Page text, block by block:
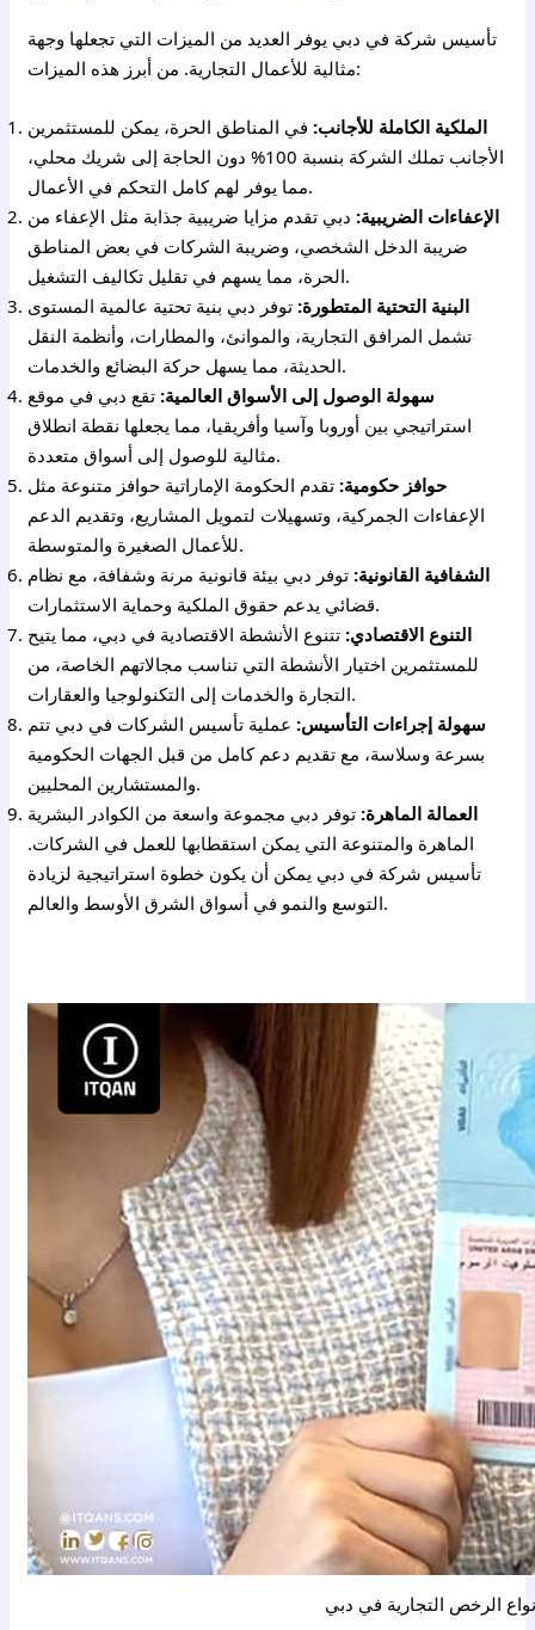
تأسيس شركة في دبي يوفر العديد من الميزات التي تجعلها وجهة
مثالية للأعمال التجارية. من أبرز هذه الميزات:
الملكية الكاملة للأجانب: في المناطق الحرة، يمكن للمستثمرين
الأجانب تملك الشركة بنسبة 100% دون الحاجة إلى شريك محلي،
مما يوفر لهم كامل التحكم في الأعمال.
الإعفاءات الضريبية: دبي تقدم مزايا ضريبية جذابة مثل الإعفاء من
ضريبة الدخل الشخصي، وضريبة الشركات في بعض المناطق
الحرة، مما يسهم في تقليل تكاليف التشغيل.
البنية التحتية المتطورة: توفر دبي بنية تحتية عالمية المستوى
تشمل المرافق التجارية، والموانئ، والمطارات، وأنظمة النقل
الحديثة، مما يسهل حركة البضائع والخدمات.
سهولة الوصول إلى الأسواق العالمية: تقع دبي في موقع
استراتيجي بين أوروبا وآسيا وأفريقيا، مما يجعلها نقطة انطلاق
مثالية للوصول إلى أسواق متعددة.
حوافز حكومية: تقدم الحكومة الإماراتية حوافز متنوعة مثل
الإعفاءات الجمركية، وتسهيلات لتمويل المشاريع، وتقديم الدعم
للأعمال الصغيرة والمتوسطة.
الشفافية القانونية: توفر دبي بيئة قانونية مرنة وشفافة، مع نظام
قضائي يدعم حقوق الملكية وحماية الاستثمارات.
التنوع الاقتصادي: تتنوع الأنشطة الاقتصادية في دبي، مما يتيح
للمستثمرين اختيار الأنشطة التي تناسب مجالاتهم الخاصة، من
التجارة والخدمات إلى التكنولوجيا والعقارات.
سهولة إجراءات التأسيس: عملية تأسيس الشركات في دبي تتم
بسرعة وسلاسة، مع تقديم دعم كامل من قبل الجهات الحكومية
والمستشارين المحليين.
العمالة الماهرة: توفر دبي مجموعة واسعة من الكوادر البشرية
الماهرة والمتنوعة التي يمكن استقطابها للعمل في الشركات.
تأسيس شركة في دبي يمكن أن يكون خطوة استراتيجية لزيادة
التوسع والنمو في أسواق الشرق الأوسط والعالم.
الرخص التجارية في دبي